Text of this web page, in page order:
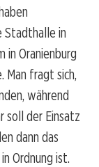
Stadthalle in
in Oranienburg
Man fragt sich,
während
soll der Einsatz
dann das
Ordnung ist.